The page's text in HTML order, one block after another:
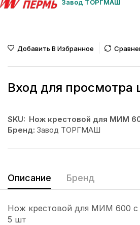
Завод ТОРГМАШ
Добавить В Избранное
Вход для просмотра
SKU: Нож крестовой для МИМ
Бренд: Завод ТОРГМАШ
Описание Бренд
Нож крестовой для МИМ 600 с
5 шт